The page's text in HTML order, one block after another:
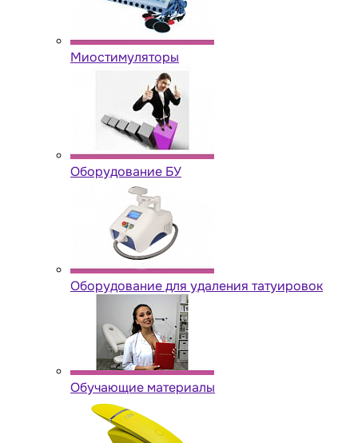
Миостимуляторы
Оборудование БУ
Оборудование для удаления татуировок
Обучающие материалы